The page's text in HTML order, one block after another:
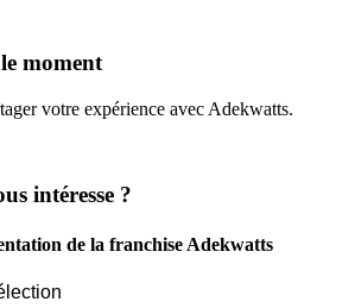
moment
votre expérience avec Adekwatts.
intéresse ?
de la franchise Adekwatts